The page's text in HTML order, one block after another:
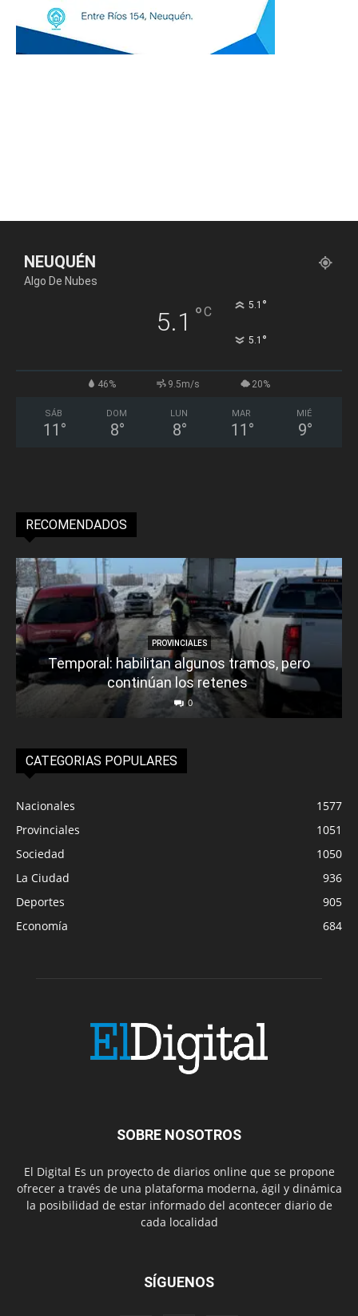
NEUQUÉN
Algo De Nubes
5.1 °C 5.1 °
5.1 °
46% 9.5m/s 20%
SÁB
11 °
DOM
8°
LUN
8°
MAR
11 °
MIÉ
9°
RECOMENDADOS
PROVINCIALES
Temporal: habilitan algunos tramos, pero
continúan los retenes
0
CATEGORIAS POPULARES
Nacionales
1577
Provinciales
1051
Sociedad
1050
La Ciudad
936
Deportes
905
Economía
684
SOBRE NOSOTROS
El Digital Es un proyecto de diarios online que se propone
ofrecer a través de una plataforma moderna, ágil y dinámica
la posibilidad de estar informado del acontecer diario de
cada localidad
SÍGUENOS